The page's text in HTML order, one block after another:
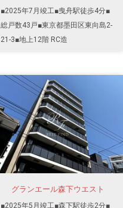
■2025年7月竣工■曳舟駅徒歩4分■
総戸数43戸■東京都墨田区東向島2-
21-3■地上12階 RC造
グランエール森下ウエスト
■2025年5月竣工■森下駅徒歩2分■